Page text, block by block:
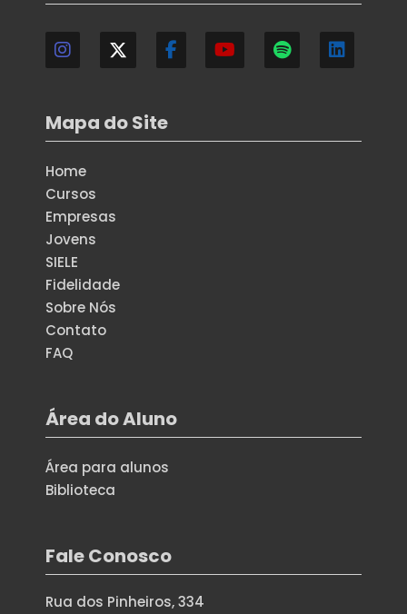
Mapa do Site
Home
Cursos
Empresas
Jovens
SIELE
Fidelidade
Sobre Nós
Contato
FAQ
Área do Aluno
Área para alunos
Biblioteca
Fale Conosco
Rua dos Pinheiros, 334